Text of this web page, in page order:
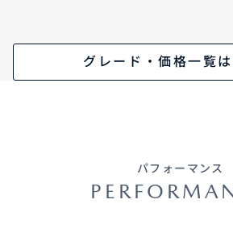
グレード・価格一覧
パフォーマンス